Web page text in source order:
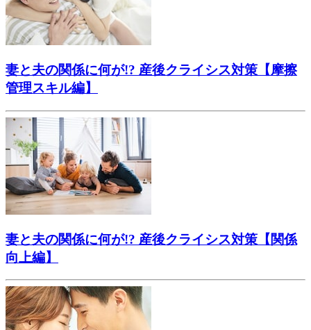
妻と夫の関係に何が!? 産後クライシス対策【摩擦
管理スキル編】
妻と夫の関係に何が!? 産後クライシス対策【関係
向上編】